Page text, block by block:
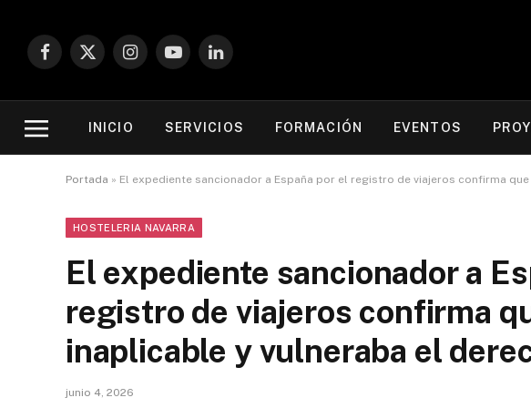
Facebook
X
InstagramYouTubeLinkedIn
INICIO SERVICIOS FORMACIÓN EVENTOS
Portada » El expediente sancionador a España por el registro de viajeros confirma
HOSTELERIA NAVARRA
El expediente sancionador a
registro de viajeros confirma
inaplicable y vulneraba el
junio 4, 2026